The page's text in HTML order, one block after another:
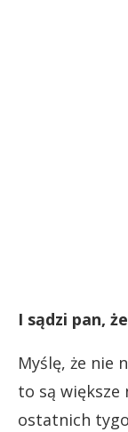
I sądzi pan,
Myślę, że nie
to są większe
ostatnich